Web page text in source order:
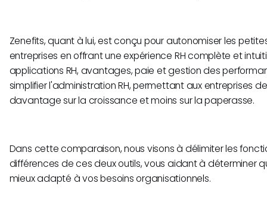
Zenefits, quant à lui, est conçu pour autonomiser les
entreprises en offrant une expérience RH complète et
applications RH, avantages, paie et gestion des
simplifier l'administration RH, permettant aux entreprises
davantage sur la croissance et moins sur la paperasse.
Dans cette comparaison, nous visons à délimiter les
différences de ces deux outils, vous aidant à déterminer
mieux adapté à vos besoins organisationnels.